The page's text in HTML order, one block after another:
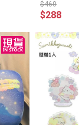
$460
$288